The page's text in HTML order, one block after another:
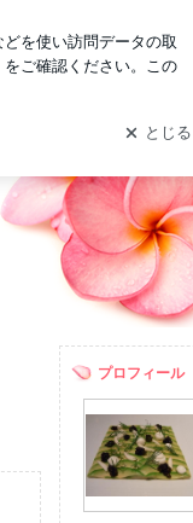
ログイン
プロフィール